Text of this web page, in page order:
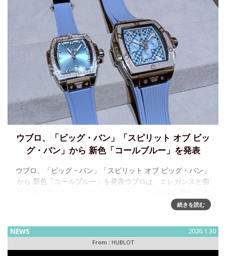
ウブロ、「ビッグ・バン」「スピリット オブ ビッ
グ・バン」から 新色「コールブルー」を発表
ウブロ、「ビッグ・バン」「スピリット オブ ビッグ・バン」
から 新色「コールブルー」を発表ウブロは、エレガンスと個
練されたパワフルなカラーレンジを発表します。光を宿すコ
続きを読む
NEWS 2026.1.30
From : HUBLOT